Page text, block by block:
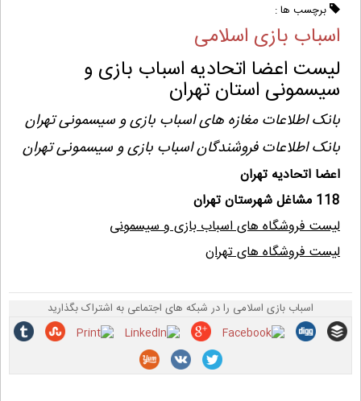
برچسب ها :
اسباب بازی اسلامی
لیست اعضا اتحادیه اسباب بازی و
سیسمونی استان تهران
بانک اطلاعات مغازه های اسباب بازی و سیسمونی تهران
بانک اطلاعات فروشندگان اسباب بازی و سیسمونی تهران
اعضا اتحادیه تهران
118 مشاغل شهرستان تهران
لیست فروشگاه های اسباب بازی و سیسمونی
لیست فروشگاه های تهران
اسباب بازی اسلامی را در شبکه های اجتماعی به اشتراک بگذارید